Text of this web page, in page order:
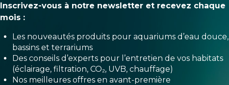
Inscrivez-vous à notre newsletter et recevez chaque
mois :
Les nouveautés produits pour aquariums d’eau douce,
bassins et terrariums
Des conseils d’experts pour l’entretien de vos habitats
(éclairage, filtration, CO₂, UVB, chauffage)
Nos meilleures offres en avant-première